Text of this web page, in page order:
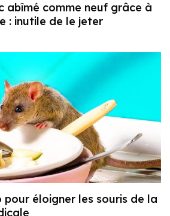
abîmé comme neuf grâce à
: inutile de le jeter
pour éloigner les souris de la